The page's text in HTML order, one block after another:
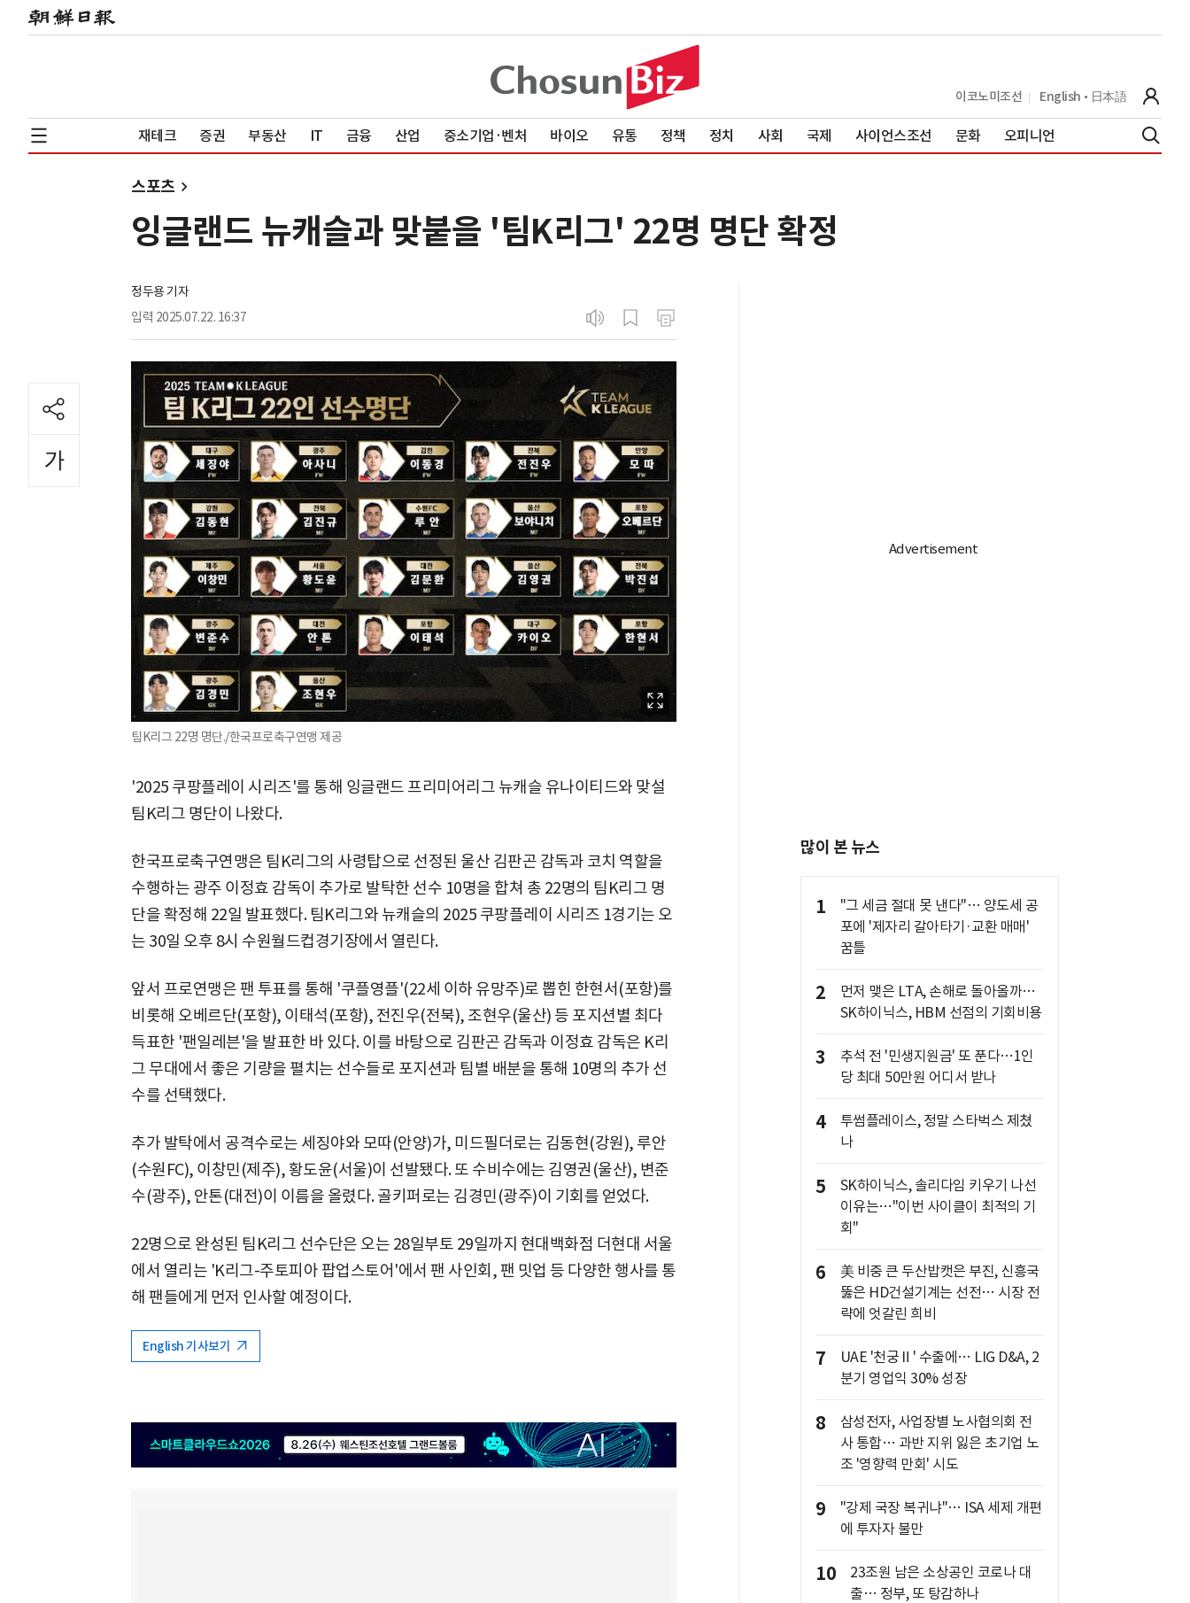
이코노미조선 English 日本語
재테크 증권 부동산 IT 금융 산업 중소기업·벤처 바이오 유통 정책 정치 사회 국제 사이언스조선 문화 오피니언
스포츠
잉글랜드 뉴캐슬과 맞붙을 '팀K리그' 22명 명단 확정
정두용 기자
입력 2025.07.22. 16:37
팀K리그 22명 명단./한국프로축구연맹 제공
'2025 쿠팡플레이 시리즈'를 통해 잉글랜드 프리미어리그 뉴캐슬 유나이티드와 맞설
팀K리그 명단이 나왔다.
한국프로축구연맹은 팀K리그의 사령탑으로 선정된 울산 김판곤 감독과 코치 역할을
수행하는 광주 이정효 감독이 추가로 발탁한 선수 10명을 합쳐 총 22명의 팀K리그 명
단을 확정해 22일 발표했다. 팀K리그와 뉴캐슬의 2025 쿠팡플레이 시리즈 1경기는 오
는 30일 오후 8시 수원월드컵경기장에서 열린다.
앞서 프로연맹은 팬 투표를 통해 '쿠플영플'(22세 이하 유망주)로 뽑힌 한현서(포항)를
비롯해 오베르단(포항), 이태석(포항), 전진우(전북), 조현우(울산) 등 포지션별 최다
득표한 '팬일레븐'을 발표한 바 있다. 이를 바탕으로 김판곤 감독과 이정효 감독은 K리
그 무대에서 좋은 기량을 펼치는 선수들로 포지션과 팀별 배분을 통해 10명의 추가 선
수를 선택했다.
추가 발탁에서 공격수로는 세징야와 모따(안양)가, 미드필더로는 김동현(강원), 루안
(수원FC), 이창민(제주), 황도윤(서울)이 선발됐다. 또 수비수에는 김영권(울산), 변준
수(광주), 안톤(대전)이 이름을 올렸다. 골키퍼로는 김경민(광주)이 기회를 얻었다.
22명으로 완성된 팀K리그 선수단은 오는 28일부토 29일까지 현대백화점 더현대 서울
에서 열리는 'K리그-주토피아 팝업스토어'에서 팬 사인회, 팬 밋업 등 다양한 행사를 통
해 팬들에게 먼저 인사할 예정이다.
English 기사보기
많이 본 뉴스
1
"그 세금 절대 못 낸다"… 양도세 공
포에 '제자리 갈아타기·교환 매매'
꿈틀
2
먼저 맺은 LTA, 손해로 돌아올까…
SK하이닉스, HBM 선점의 기회비용
3
추석 전 '민생지원금' 또 푼다…1인
당 최대 50만원 어디서 받나
4
투썸플레이스, 정말 스타벅스 제쳤
나
5
SK하이닉스, 솔리다임 키우기 나선
이유는…"이번 사이클이 최적의 기
회"
6
美 비중 큰 두산밥캣은 부진, 신흥국
뚫은 HD건설기계는 선전… 시장 전
략에 엇갈린 희비
7
UAE '천궁Ⅱ' 수출에… LIG D&A, 2
분기 영업익 30% 성장
8
삼성전자, 사업장별 노사협의회 전
사 통합… 과반 지위 잃은 초기업 노
조 '영향력 만회' 시도
9
"강제 국장 복귀냐"… ISA 세제 개편
에 투자자 불만
10
23조원 남은 소상공인 코로나 대
출… 정부, 또 탕감하나